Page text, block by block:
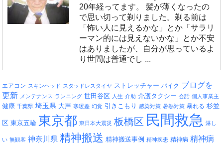
20年経ってます。 髪が薄くなったの
で思い切って剃りました。剃る前は
「怖い人に見えるかな」とか「サラリ
ーマン的には見えないかな」とか不安
はありましたが、自分が思っているよ
り世間は普通でし ...
エアコン スキンヘッド スタッドレスタイヤ ストレッチャー バイク ブログを
更新 メンテナンス ランニング 世田谷区 人生 介助 介護タクシー 会話 個人事業主
健康 千葉県 埼玉県 大声 寒暖差 幻覚 引きこもり 感染対策 暑熱対策 暴れる 杉並
区 東京五輪 東京都 東日本大震災 板橋区 民間救急 淋し
い 無観客 神奈川県 精神搬送 精神搬送事例 精神疾患 精神病 精神病